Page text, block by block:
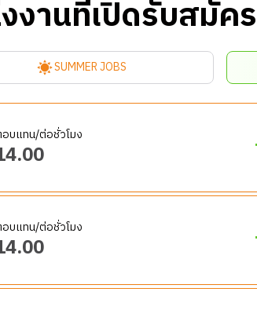
งานที่เปิดรับสมัคร
SUMMER JOBS
บแทน/ต่อชั่วโมง
ยัน และมีใจรักในงานบริการ มาร่วมเป็นส่วนหนึ่ง
บแทน/ต่อชั่วโมง